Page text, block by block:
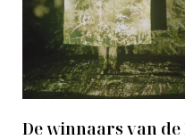
De winnaars van